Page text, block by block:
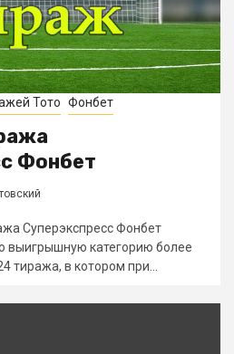
Тото Фонбет
Фонбет
Суперэкспресс Фонбет
выигрышную категорию более
тиража, в котором при...